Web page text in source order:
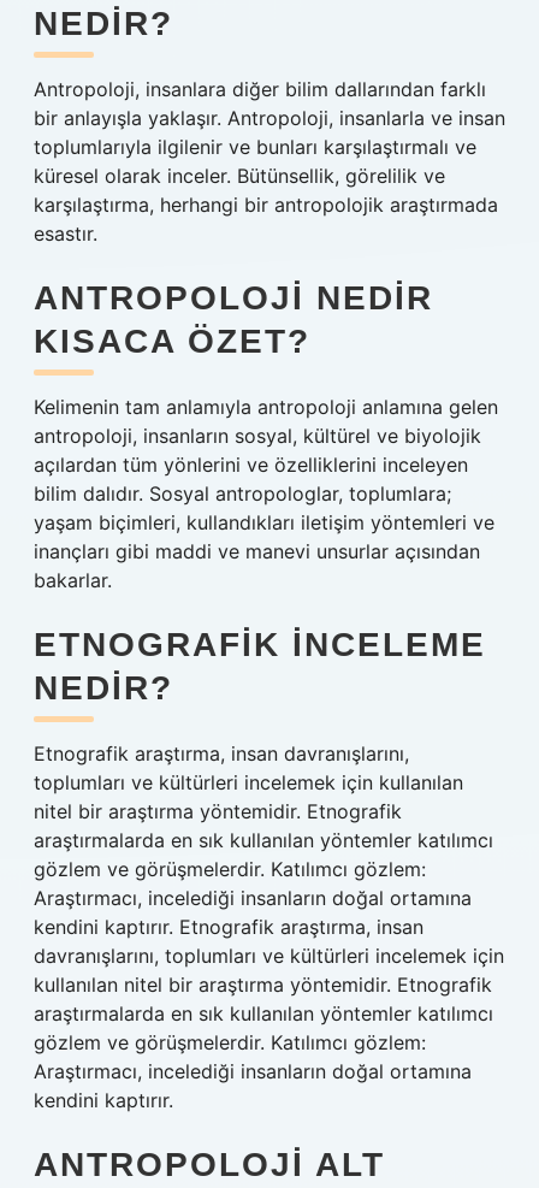
NEDIR?
Antropoloji, insanlara diğer bilim dallarından farklı
bir anlayışla yaklaşır. Antropoloji, insanlarla ve insan
toplumlarıyla ilgilenir ve bunları karşılaştırmalı ve
küresel olarak inceler. Bütünsellik, görelilik ve
karşılaştırma, herhangi bir antropolojik araştırmada
esastır.
ANTROPOLOJI NEDIR
KISACA ÖZET?
Kelimenin tam anlamıyla antropoloji anlamına gelen
antropoloji, insanların sosyal, kültürel ve biyolojik
açılardan tüm yönlerini ve özelliklerini inceleyen
bilim dalıdır. Sosyal antropologlar, toplumlara;
yaşam biçimleri, kullandıkları iletişim yöntemleri ve
inançları gibi maddi ve manevi unsurlar açısından
bakarlar.
ETNOGRAFIK INCELEME
NEDIR?
Etnografik araştırma, insan davranışlarını,
toplumları ve kültürleri incelemek için kullanılan
nitel bir araştırma yöntemidir. Etnografik
araştırmalarda en sık kullanılan yöntemler katılımcı
gözlem ve görüşmelerdir. Katılımcı gözlem:
Araştırmacı, incelediği insanların doğal ortamına
kendini kaptırır. Etnografik araştırma, insan
davranışlarını, toplumları ve kültürleri incelemek için
kullanılan nitel bir araştırma yöntemidir. Etnografik
araştırmalarda en sık kullanılan yöntemler katılımcı
gözlem ve görüşmelerdir. Katılımcı gözlem:
Araştırmacı, incelediği insanların doğal ortamına
kendini kaptırır.
ANTROPOLOJI ALT